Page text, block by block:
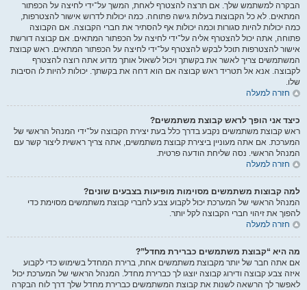
הבקרה למשתמש שלך. אם תרצה להצטרף לאחת, המשך על־ידי לחיצה על הכפתור
המתאים. לא כל הקבוצות בעלות גישה פתוחה. כמה יכולות לדרוש אישור להצטרפות,
כמה יכולות להיות סגורות וכמה יכולות אף להסתיר את חברי הקבוצה. אם הקבוצה
פתוחה, אתה יכול להצטרף אליה על־ידי לחיצה על הכפתור המתאים. אם קבוצה דורשת
אישור להצטרפות תוכל לבקש להצטרף על־ידי לחיצה על הכפתור המתאים. ראש קבוצת
המשתמשים צריך לאשר את בקשתך ויכול לשאול אותך מדוע אתה רוצה להצטרף
לקבוצה. אנא אל תטריד ראש קבוצה אם הוא דחה את בקשתך. יכולות להיות לו הסיבות
שלו.
חזרה למעלה
כיצד אני הופך לראש קבוצת משתמשים?
ראש קבוצת משתמשים נקבע בדרך כלל בעת יצירת הקבוצה על־ידי המנהל הראשי של
המערכת. אם אתה מעוניין ביצירת קבוצת משתמשים, אתה צריך ראשית ליצור קשר עם
המנהל הראשי. נסה שליחת הודעה פרטית.
חזרה למעלה
למה קבוצות משתמשים מסוימות מופיעות בצבעים שונים?
המנהל הראשי של המערכת יכול לקבוע צבע לחברי קבוצת משתמשים מסוימת כדי
להפוך את זיהוי חברי הקבוצה לקל יותר.
חזרה למעלה
מה היא “קבוצת משתמשים כברירת מחדל”?
אם אתה חבר של יותר מקבוצת משתמשים אחת, ברירת המחדל בשימוש כדי לקבוע
איזה צבע קבוצה ודירוג קבוצה יוצגו לך כברירת מחדל. המנהל הראשי של המערכת יכול
לאפשר לך הרשאה לשנות את קבוצת המשתמשים כברירת מחדל שלך דרך לוח הבקרה